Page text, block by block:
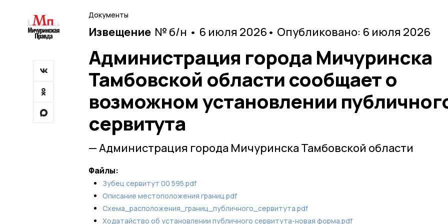
Документы
Извещение № б/н • 6 июля 2026 • Опубликовано: 6 июля 2026
Администрация города Мичуринска
Тамбовской области сообщает о
возможном установлении
сервитута
— Администрация города Мичуринска Тамбовской области
Файлы:
Зубец cервитут 00 595.pdf
Описание местоположения границ.pdf
Схема_расположения_границ_публичного_сервитута.pdf
Ходатайство об установлении публичного сервитута-новая форма.pdf